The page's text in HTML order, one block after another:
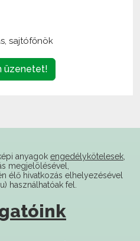
üzenetet!
élő hivatkozás elhelyezésével
használhatóak fel.